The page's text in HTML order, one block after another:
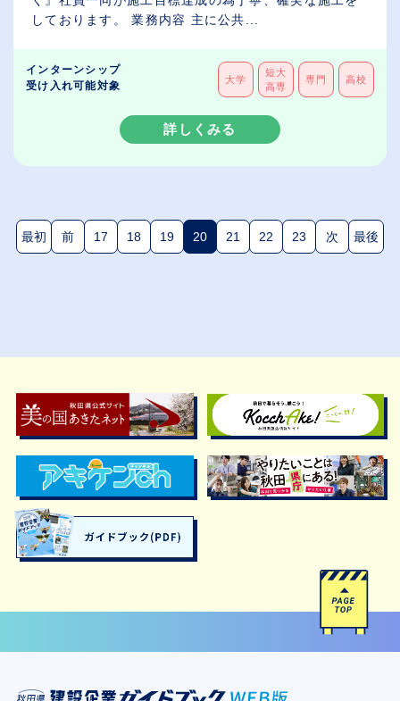
しております。 業務内容 主に公共...
インターンシップ
受け入れ可能対象
大学
短大
高専
専門 高校
詳しくみる
最初 前 17 18 19 20(現在のページ)
21 22 23 次 最後